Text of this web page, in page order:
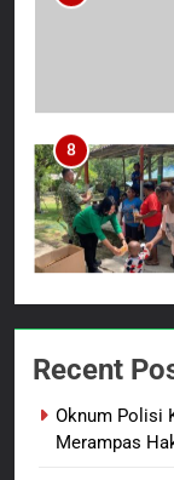
8
1
Recent
Oknum Polisi
Merampas